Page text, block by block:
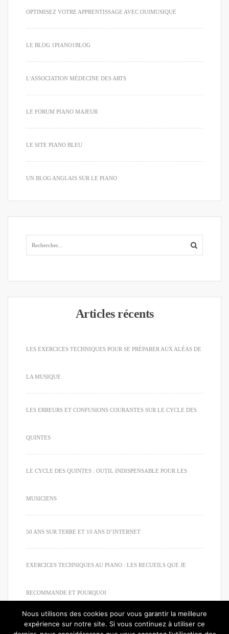
OPTIMISEZ VOTRE APPRENTISSAGE AVEC OUIMUSIQUE
LE BLOG 1PIANO1BLOG
L'ASSOCIATION MÉDECINE DES ARTS
LE FORUM PIANO MAJEUR
LE SITE PIANO BLEU
UN BLOG ANGLAIS SUR LE PIANO
Articles récents
LES EXERCICES TECHNIQUES POUR SE PRÉPARER AUX ALÉAS DE
LA MUSIQUE
LES ERREURS ET CONFUSIONS COURANTES SUR LE CYCLE DES
QUINTES
LE CYCLE DES QUINTES : OUTIL INDISPENSABLE POUR LES
MUSICIENS
50 ANS SUR TERRE ET 10 ANS D’INTERNET
EXERCICES TECHNIQUES AU PIANO : LES RECUEILS QUE JE
RECOMMANDE ET POURQUOI
Nous utilisons des cookies pour vous garantir la meilleure
expérience sur notre site. Si vous continuez à utiliser ce